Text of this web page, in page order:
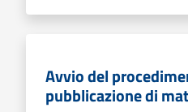
Avvio del
pubblicazione di